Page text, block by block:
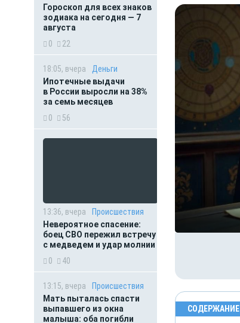
Гороскоп для всех знаков
зодиака на сегодня — 7
августа
0
22
18:05, вчера
Деньги
Ипотечные выдачи
в России выросли на 38%
за семь месяцев
0
56
13:36, вчера
Происшествия
Невероятное спасение:
боец СВО пережил встречу
с медведем и удар молнии
0
40
13:15, вчера
Происшествия
Мать пыталась спасти
выпавшего из окна
малыша: оба погибли
СОДЕРЖАНИЕ